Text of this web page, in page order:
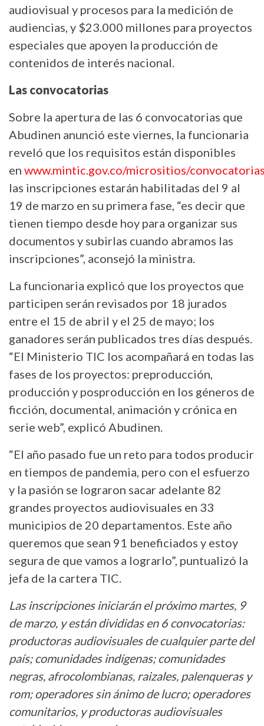
audiovisual y procesos para la medición de
audiencias, y $23.000 millones para proyectos
especiales que apoyen la producción de
contenidos de interés nacional.
Las convocatorias
Sobre la apertura de las 6 convocatorias que
Abudinen anunció este viernes, la funcionaria
reveló que los requisitos están disponibles
en www.mintic.gov.co/micrositios/
las inscripciones estarán habilitadas del 9 al
19 de marzo en su primera fase, “es decir que
tienen tiempo desde hoy para organizar sus
documentos y subirlas cuando abramos las
inscripciones”, aconsejó la ministra.
La funcionaria explicó que los proyectos que
participen serán revisados por 18 jurados
entre el 15 de abril y el 25 de mayo; los
ganadores serán publicados tres días después.
“El Ministerio TIC los acompañará en todas las
fases de los proyectos: preproducción,
producción y posproducción en los géneros de
ficción, documental, animación y crónica en
serie web”, explicó Abudinen.
“El año pasado fue un reto para todos producir
en tiempos de pandemia, pero con el esfuerzo
y la pasión se lograron sacar adelante 82
grandes proyectos audiovisuales en 33
municipios de 20 departamentos. Este año
queremos que sean 91 beneficiados y estoy
segura de que vamos a lograrlo”, puntualizó la
jefa de la cartera TIC.
Las inscripciones iniciarán el próximo martes, 9
de marzo, y están divididas en 6 convocatorias:
productoras audiovisuales de cualquier parte del
país; comunidades indígenas; comunidades
negras, afrocolombianas, raizales, palenqueras y
rom; operadores sin ánimo de lucro; operadores
comunitarios, y productoras audiovisuales